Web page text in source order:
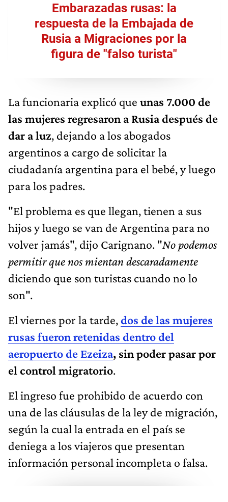
Embarazadas rusas: la
respuesta de la Embajada de
Rusia a Migraciones por la
figura de "falso turista"
La funcionaria explicó que unas 7.000 de
las mujeres regresaron a Rusia después de
dar a luz, dejando a los abogados
argentinos a cargo de solicitar la
ciudadanía argentina para el bebé, y luego
para los padres.
"El problema es que llegan, tienen a sus
hijos y luego se van de Argentina para no
volver jamás", dijo Carignano. "No podemos
permitir que nos mientan descaradamente
diciendo que son turistas cuando no lo
son".
El viernes por la tarde,dos de las mujeres
rusas fueron retenidas dentro del
aeropuerto de Ezeiza, sin poder pasar por
el control migratorio.
El ingreso fue prohibido de acuerdo con
una de las cláusulas de la ley de migración,
según la cual la entrada en el país se
deniega a los viajeros que presentan
información personal incompleta o falsa.